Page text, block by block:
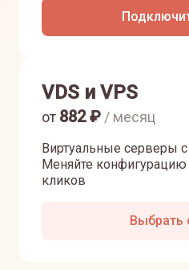
VDS и VPS
Виртуальные серверы с
Меняйте конфигурацию
кликов
от 882₽ / месяц
Выбрать